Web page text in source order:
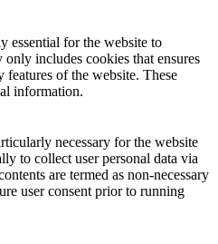
essential for the website to
includes cookies that ensures
of the website. These
information.
necessary for the website
to collect user personal data via
are termed as non-necessary
user consent prior to running